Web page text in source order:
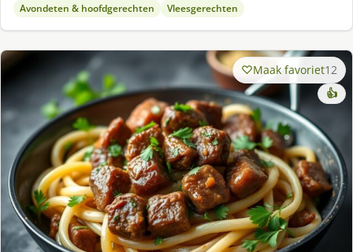
Avondeten & hoofdgerechten Vleesgerechten
Maak favoriet12
👍